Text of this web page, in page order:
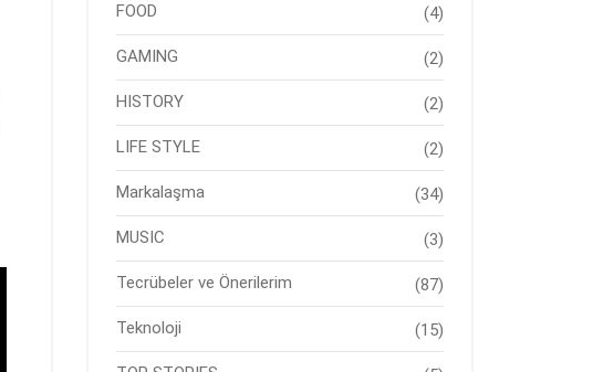
FOOD (4)
GAMING (2)
HISTORY (2)
LIFE STYLE (2)
Markalaşma (34)
MUSIC (3)
Tecrübeler ve Önerilerim (87)
Teknoloji (15)